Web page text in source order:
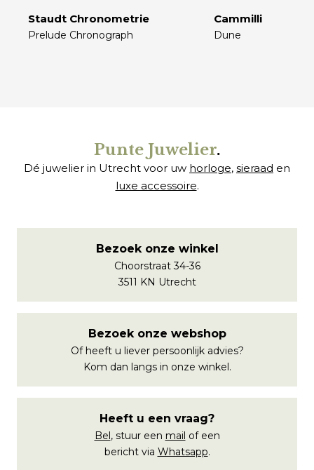
Staudt Chronometrie
Prelude Chronograph
Cammilli
Dune
Punte Juwelier.
Dé juwelier in Utrecht voor uw horloge, sieraad en
luxe accessoire.
Bezoek onze winkel
Choorstraat 34-36
3511 KN Utrecht
Bezoek onze webshop
Of heeft u liever persoonlijk advies?
Kom dan langs in onze winkel.
Heeft u een vraag?
Bel, stuur een mail of een
bericht via Whatsapp.